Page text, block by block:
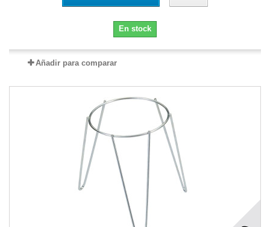
En stock
Añadir para comparar